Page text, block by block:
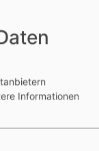
Informationen